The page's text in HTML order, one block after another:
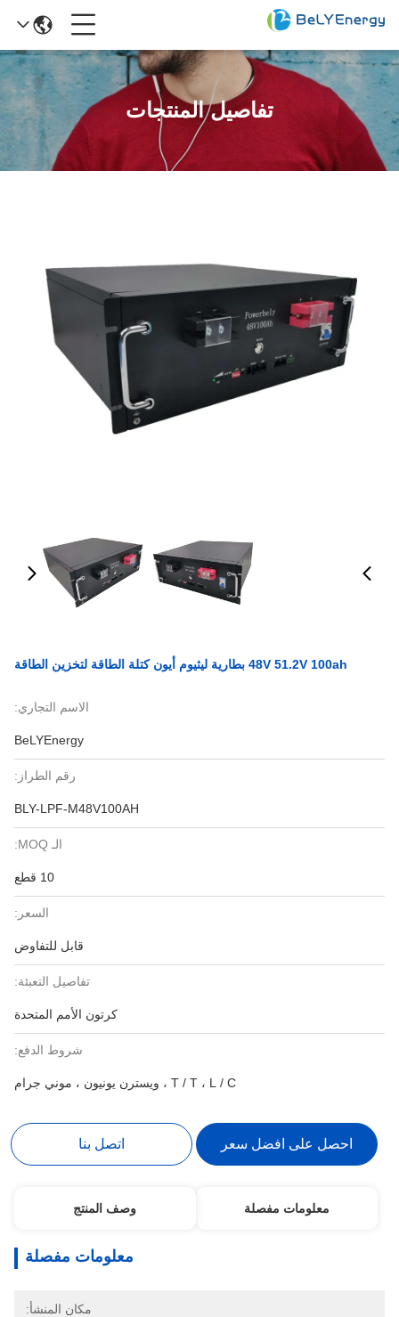
تفاصيل المنتجات
48V 51.2V 100ah بطارية ليثيوم أيون كتلة الطاقة لتخزين الطاقة
الاسم التجاري:
BeLYEnergy
رقم الطراز:
BLY-LPF-M48V100AH
الـ MOQ:
10 قطع
السعر:
قابل للتفاوض
تفاصيل التعبئة:
كرتون الأمم المتحدة
شروط الدفع:
T / T ، L / C ، ويسترن يونيون ، موني جرام
احصل على افضل سعر اتصل بنا
معلومات مفصلة وصف المنتج
معلومات مفصلة
مكان المنشأ: